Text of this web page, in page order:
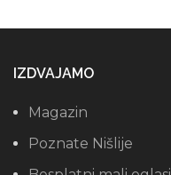
IZDVAJAMO
Magazin
Poznate Nišlije